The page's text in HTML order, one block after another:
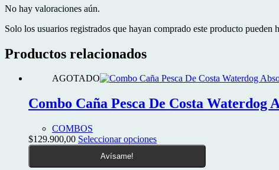
No hay valoraciones aún.
Solo los usuarios registrados que hayan comprado este producto pueden
Productos relacionados
AGOTADO
Combo Caña Pesca De Costa
COMBOS
$129.900,00 Seleccionar opcionesEste
producto
Avísame!